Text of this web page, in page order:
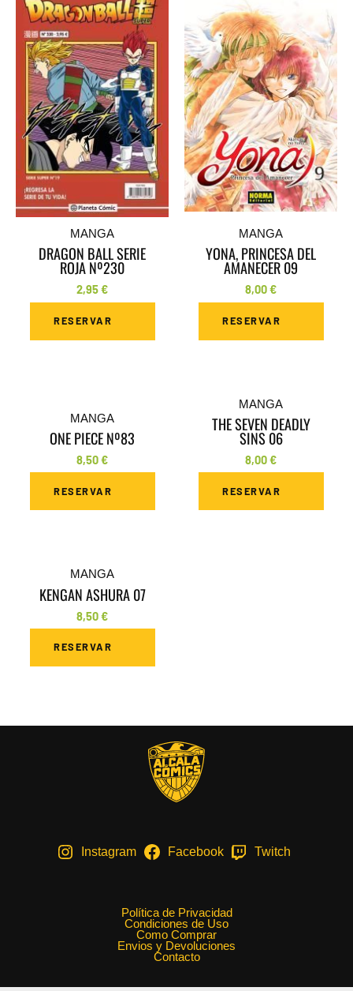
MANGA
DRAGON BALL SERIE
ROJA Nº230
2,95€
RESERVAR
MANGA
YONA, PRINCESA DEL
AMANECER 09
8,00€
RESERVAR
MANGA
ONE PIECE Nº83
8,50€
RESERVAR
MANGA
THE SEVEN DEADLY
SINS 06
8,00€
RESERVAR
MANGA
KENGAN ASHURA 07
8,50€
RESERVAR
Instagram Facebook Twitch
Política de Privacidad
Condiciones de Uso
Como Comprar
Envios y Devoluciones
Contacto